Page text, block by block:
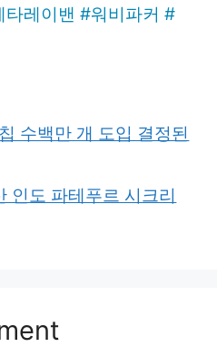
타레이밴 #워비파커 #
수백만 개 도입 결정된
인도 파테푸르 시크리